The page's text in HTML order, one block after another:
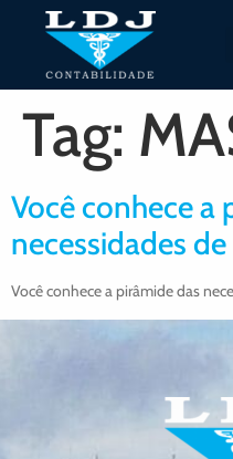
Tag:
Você conhece a
necessidades
Você conhece a pirâmide das